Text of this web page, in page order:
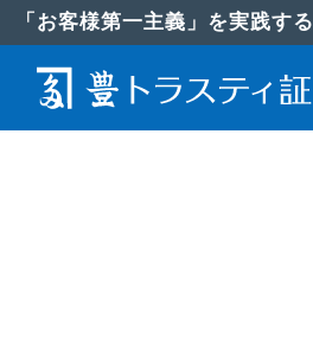
「お客様第一主義」を実践する